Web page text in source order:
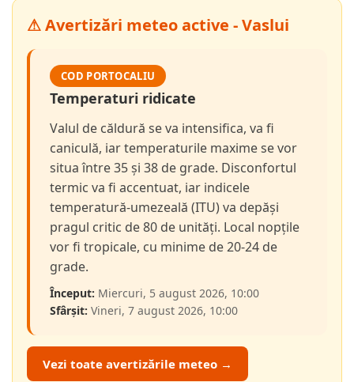
⚠ Avertizări meteo active - Vaslui
COD PORTOCALIU
Temperaturi ridicate
Valul de căldură se va intensifica, va fi
caniculă, iar temperaturile maxime se vor
situa între 35 și 38 de grade. Disconfortul
termic va fi accentuat, iar indicele
temperatură-umezeală (ITU) va depăși
pragul critic de 80 de unități. Local nopțile
vor fi tropicale, cu minime de 20-24 de
grade.
Început: Miercuri, 5 august 2026, 10:00
Sfârșit: Vineri, 7 august 2026, 10:00
Vezi toate avertizările meteo →